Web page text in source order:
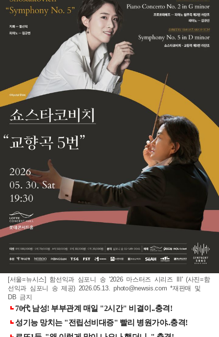
[서울=뉴시스] 함선익과 심포니 송 '2026 마스터즈 시리즈 III' (사진=함
선익과 심포니 송 제공) 2026.05.13.photo@newsis.com *재판매 및
DB 금지